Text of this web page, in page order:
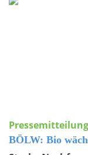
Pressemitteilung
BÖLW: Bio